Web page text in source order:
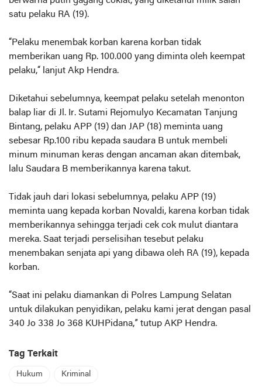
satu pelaku RA (19).
“Pelaku menembak korban karena korban tidak
memberikan uang Rp. 100.000 yang diminta oleh keempat
pelaku,“ lanjut Akp Hendra.
Diketahui sebelumnya, keempat pelaku setelah menonton
balap liar di Jl. Ir. Sutami Rejomulyo Kecamatan Tanjung
Bintang, pelaku APP (19) dan JAP (18) meminta uang
sebesar Rp.100 ribu kepada saudara B untuk membeli
minum minuman keras dengan ancaman akan ditembak,
lalu Saudara B memberikannya karena takut.
Tidak jauh dari lokasi sebelumnya, pelaku APP (19)
meminta uang kepada korban Novaldi, karena korban tidak
memberikannya sehingga terjadi cek cok mulut diantara
mereka. Saat terjadi perselisihan tesebut pelaku
menembakan senjata api yang dibawa oleh RA (19), kepada
korban.
“Saat ini pelaku diamankan di Polres Lampung Selatan
untuk dilakukan penyidikan, pelaku kami jerat dengan pasal
340 Jo 338 Jo 368 KUHPidana,” tutup AKP Hendra.
Tag Terkait
Hukum Kriminal